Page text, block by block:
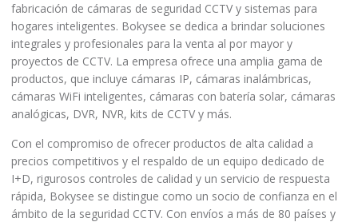
fabricación de cámaras de seguridad CCTV y sistemas para
hogares inteligentes. Bokysee se dedica a brindar soluciones
integrales y profesionales para la venta al por mayor y
proyectos de CCTV. La empresa ofrece una amplia gama de
productos, que incluye cámaras IP, cámaras inalámbricas,
cámaras WiFi inteligentes, cámaras con batería solar, cámaras
analógicas, DVR, NVR, kits de CCTV y más.
Con el compromiso de ofrecer productos de alta calidad a
precios competitivos y el respaldo de un equipo dedicado de
I+D, rigurosos controles de calidad y un servicio de respuesta
rápida, Bokysee se distingue como un socio de confianza en el
ámbito de la seguridad CCTV. Con envíos a más de 80 países y